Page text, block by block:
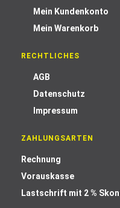
Mein Kundenkonto
Mein Warenkorb
RECHTLICHES
AGB
Datenschutz
Impressum
ZAHLUNGSARTEN
Rechnung
Vorauskasse
Lastschrift mit 2 %